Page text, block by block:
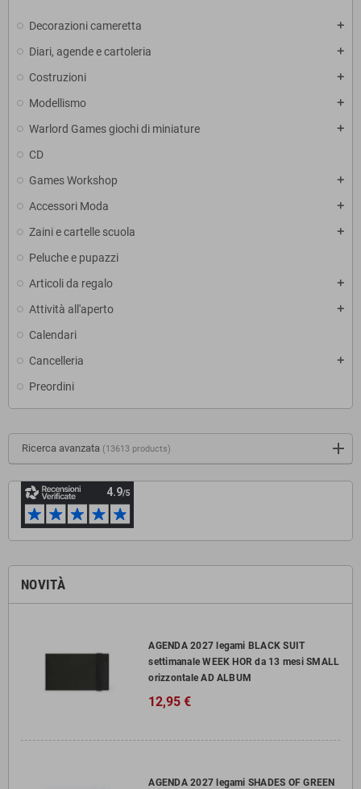
Decorazioni cameretta add
Diari, agende e cartoleria add
Costruzioni add
Modellismo add
Warlord Games giochi di miniature add
CD
Games Workshop
add
Accessori Moda add
Zaini e cartelle scuola add
Peluche e pupazzi
Articoli da regalo
add
Attività all'aperto add
Calendari
Cancelleria
add
Preordini
Ricerca avanzata (13613 products)
NOVITÀ
AGENDA 2027 legami BLACK SUIT
settimanale WEEK HOR da 13 mesi SMALL
orizzontale AD ALBUM
12,95 €
AGENDA 2027 legami SHADES OF GREEN